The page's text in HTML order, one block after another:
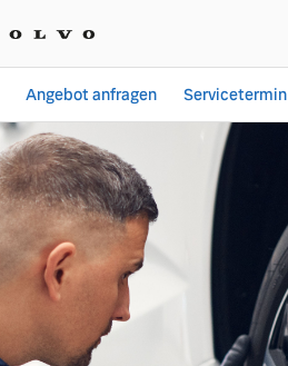
Angebot anfragen Servicetermin